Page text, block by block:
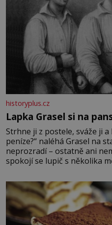
historyplus.cz
Lapka Grasel si na
Strhne ji z postele, sváže ji
peníze?“ naléhá Grasel na
neprozradí – ostatně ani
spokojí se lupič s několika
krutý. Jeho činy budí hrůzu